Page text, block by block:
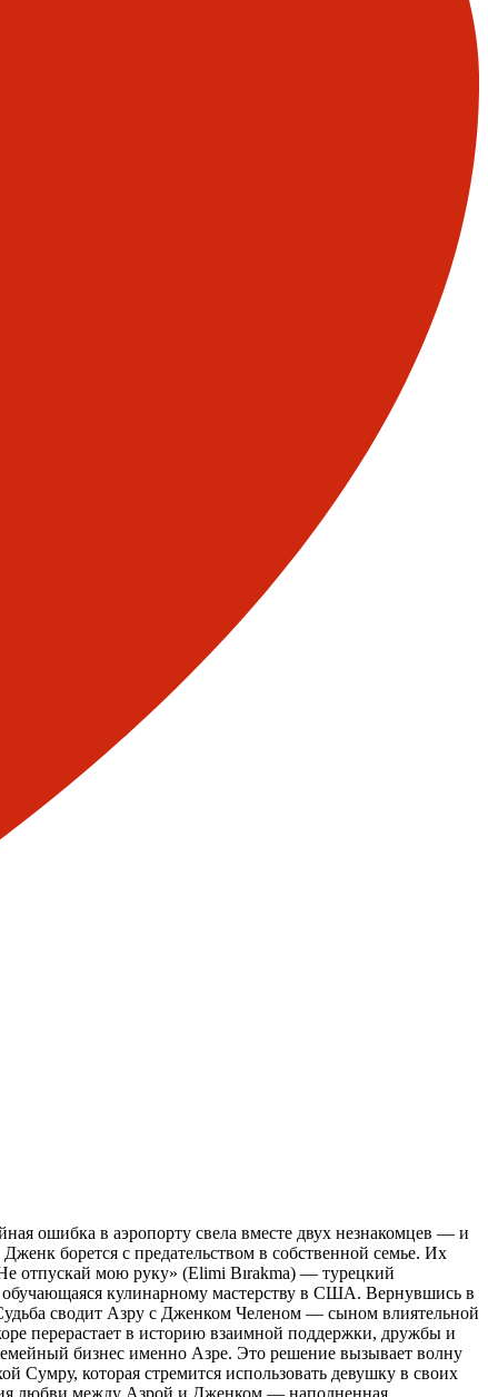
ошибка в аэропорту свела вместе двух незнакомцев — и
борется с предательством в собственной семье. Их
отпускай мою руку» (Elimi Bırakma) — турецкий
кулинарному мастерству в США. Вернувшись в
сводит Азру с Дженком Челеном — сыном влиятельной
перерастает в историю взаимной поддержки, дружбы и
бизнес именно Азре. Это решение вызывает волну
Сумру, которая стремится использовать девушку в своих